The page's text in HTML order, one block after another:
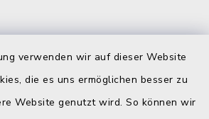
verwenden wir auf dieser Website
die es uns ermöglichen besser zu
Website genutzt wird. So können wir